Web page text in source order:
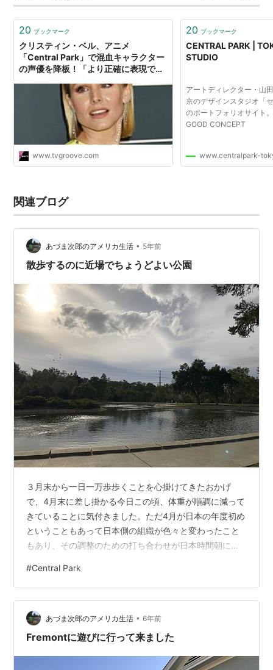
20 ブックマーク
クリスティン・ベル、アニメ
「Central Park」で混血キャラクター
の声優を降板！「より正確に表現でき
く思います」
www.tvgroove.com
20 ブックマーク
CENTRAL PARK |
STUDIO
アートディレクター・山
京のデザインスタジオ「
のポートフォリオサイト
GOOD CONCEPT
www.centralpark-
関連ブログ
あづま次郎のアメリカ生活 • 5年前
散歩するのに近場でちょうどよい公園
３月末から一日一万歩歩くことを心掛けてきたおかげ
で、4月末に差し掛かる今日この頃、体重が順調に減って
きていることに気付きました。ただ4月が日本の年度初め
ということもあって日本側の組織が色々と変わったこと
もあり、その調整のための打ち合わせが日本時間朝にぶ
影響もあるかと考えてます。健康的ではありませんが、
結果オーライということで散歩に加えて、バランスの取
れた食事を心がけていきたいものです（常にファースト
フード及びお菓子の誘惑との戦いです）。 私の散歩につ
いてですが、朝は大通りも車の交通量が少ないので静か
#Central Park
あづま次郎のアメリカ生活 • 6年前
Fremontに遊びに行って来ました